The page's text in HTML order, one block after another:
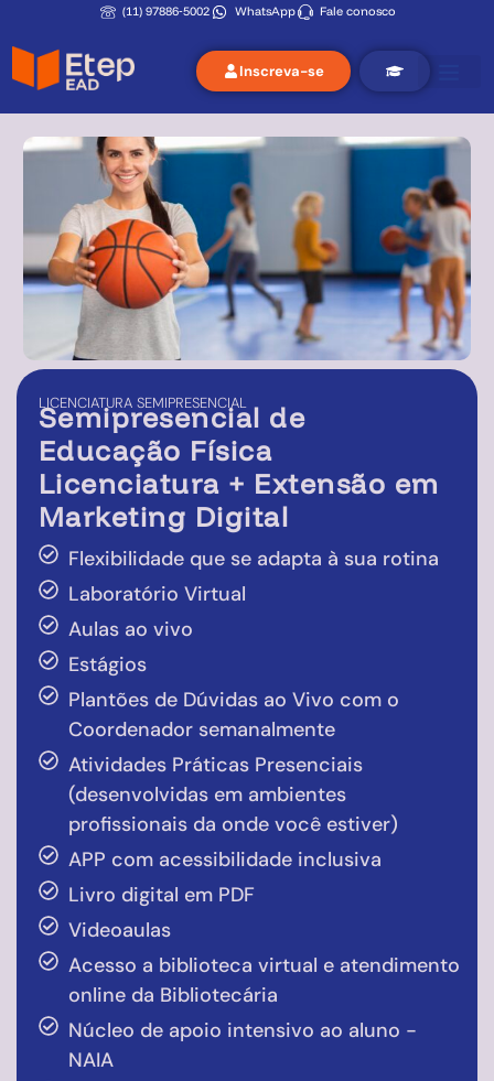
(11) 97886‑5002 WhatsApp Fale conosco
Inscreva-se
LICENCIATURASEMIPRESENCIAL
Semipresencial de
Educação Física
Licenciatura + Extensão em
Marketing Digital
Flexibilidade que se adapta à sua rotina
Laboratório Virtual
Aulas ao vivo
Estágios
Plantões de Dúvidas ao Vivo com o
Coordenador semanalmente
Atividades Práticas Presenciais
(desenvolvidas em ambientes
profissionais da onde você estiver)
APP com acessibilidade inclusiva
Livro digital em PDF
Videoaulas
Acesso a biblioteca virtual e atendimento
online da Bibliotecária
Núcleo de apoio intensivo ao aluno -
NAIA